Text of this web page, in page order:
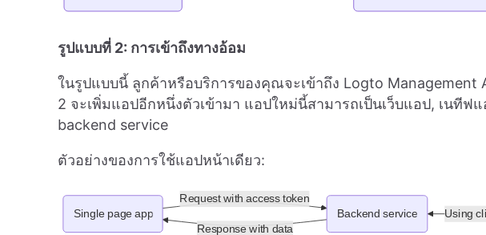
รูปแบบที่ 2: การเข้าถึงทางอ้อม
ในรูปแบบนี้ ลูกค้าหรือบริการของคุณจะเข้าถึง Logto Management
2 จะเพิ่มแอปอีกหนึ่งตัวเข้ามา แอปใหม่นี้สามารถเป็นเว็บแอป, เนทีฟ
backend service
ตัวอย่างของการใช้แอปหน้าเดียว: